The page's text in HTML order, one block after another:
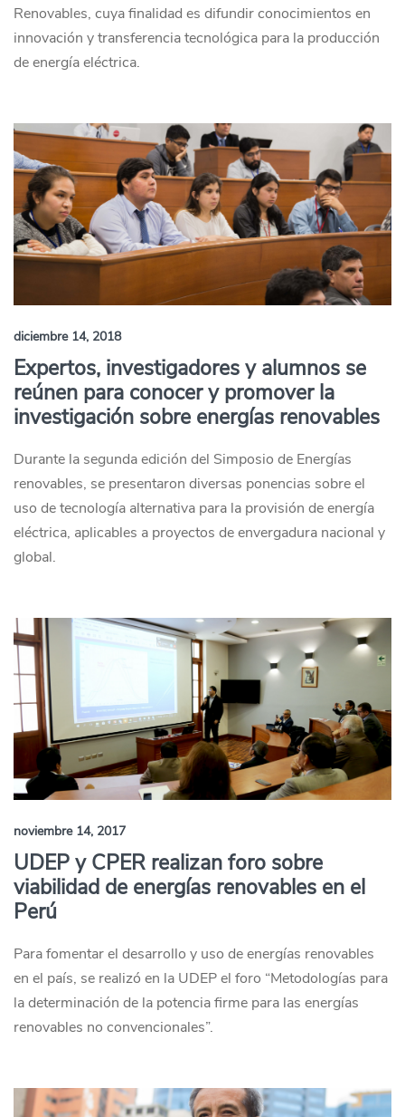
Renovables, cuya finalidad es difundir conocimientos en
innovación y transferencia tecnológica para la producción
de energía eléctrica.
diciembre 14, 2018
Expertos, investigadores y alumnos se
reúnen para conocer y promover la
investigación sobre energías renovables
Durante la segunda edición del Simposio de Energías
renovables, se presentaron diversas ponencias sobre el
uso de tecnología alternativa para la provisión de energía
eléctrica, aplicables a proyectos de envergadura nacional y
global.
noviembre 14, 2017
UDEP y CPER realizan foro sobre
viabilidad de energías renovables en el
Perú
Para fomentar el desarrollo y uso de energías renovables
en el país, se realizó en la UDEP el foro “Metodologías para
la determinación de la potencia firme para las energías
renovables no convencionales”.